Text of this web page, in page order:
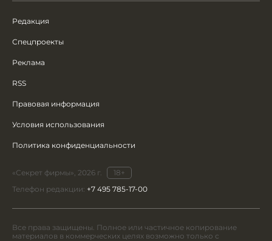
Редакция
Спецпроекты
Реклама
RSS
Правовая информация
Условия использования
Политика конфиденциальности
«Секрет фирмы», 2026 г.
18+
Телефон редакции: +7 495 785-17-00
Все права защищены. Полное или частичное копирование
материалов в коммерческих целях возможно только с